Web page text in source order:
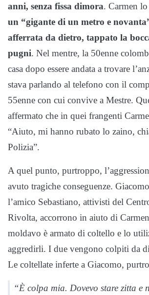
anni, senza fissa dimora. Carmen
un “gigante di un metro e
afferrata da dietro, tappato la
pugni. Nel mentre, la 50enne
casa dopo essere andata a trovare
stava parlando al telefono con il
55enne con cui convive a Mestre.
affermato che in quei frangenti
“Aiuto, mi hanno rubato lo zaino,
Polizia”.
A quel punto, purtroppo,
avuto tragiche conseguenze.
l’amico Sebastiano, attivisti del
Rivolta, accorrono in aiuto di
moldavo è armato di coltello e lo
aggredirli. I due vengono colpiti da
Le coltellate inferte a Giacomo,
“È colpa mia. Dovevo stare zitta e